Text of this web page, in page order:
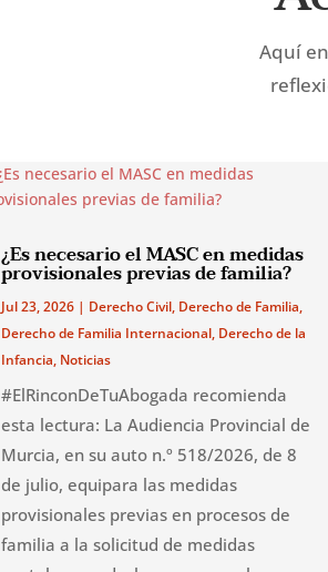
Aquí
¿Es necesario el MASC en medidas
provisionales previas de familia?
Jul 23, 2026 | Derecho Civil, Derecho de Familia,
Derecho de Familia Internacional, Derecho de la
Infancia, Noticias
#ElRinconDeTuAbogada recomienda
esta lectura: La Audiencia Provincial de
Murcia, en su auto n.º 518/2026, de 8
de julio, equipara las medidas
provisionales previas en procesos de
familia a la solicitud de medidas